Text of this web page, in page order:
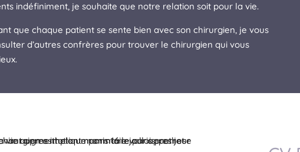
indéfiniment, je souhaite que notre relation soit pour la vie.
que chaque patient se sente bien avec son chirurgien, je vous
d’autres confrères pour trouver le chirurgien qui vous